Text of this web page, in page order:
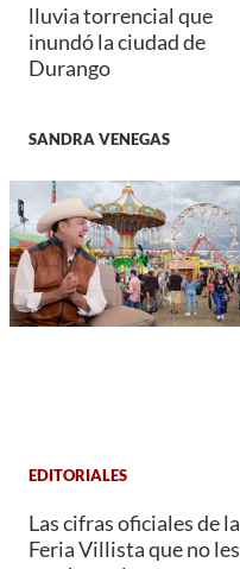
lluvia torrencial que
inundó la ciudad de
Durango
SANDRA VENEGAS
EDITORIALES
Las cifras oficiales de la
Feria Villista que no les